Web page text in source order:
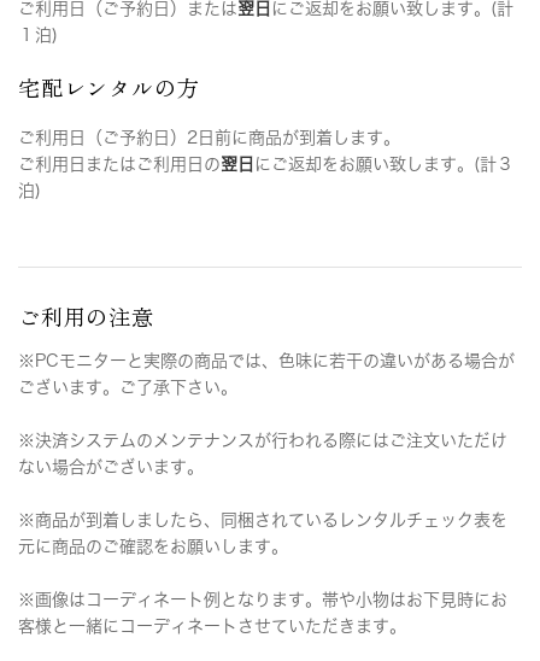
ご利用日（ご予約日）または翌日 にご返却をお願い致します。(計
１泊)
宅配レンタルの方
ご利用日（ご予約日）2日前に商品が到着します。
ご利用日またはご利用日の翌日 にご返却をお願い致します。(計３
泊)
ご利用の注意
※PCモニターと実際の商品では、色味に若干の違いがある場合が
ございます。ご了承下さい。
※決済システムのメンテナンスが行われる際にはご注文いただけ
ない場合がございます。
※商品が到着しましたら、同梱されているレンタルチェック表を
元に商品のご確認をお願いします。
※画像はコーディネート例となります。帯や小物はお下見時にお
客様と一緒にコーディネートさせていただきます。